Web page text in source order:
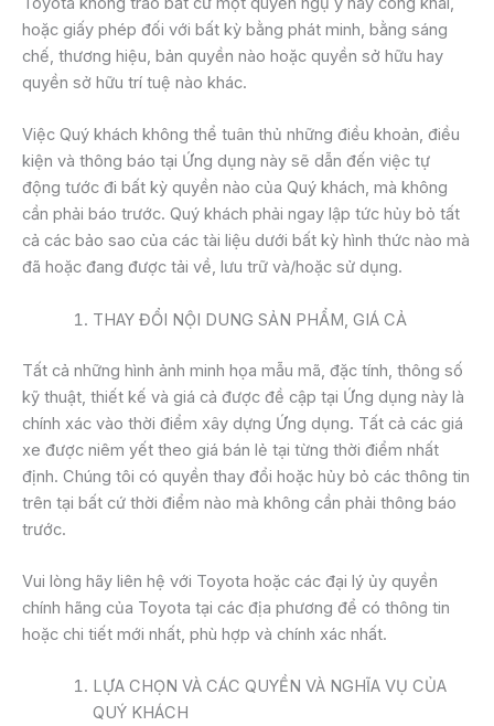
hoặc giấy phép đối với bất kỳ bằng phát minh, bằng sáng
chế, thương hiệu, bản quyền nào hoặc quyền sở hữu hay
quyền sở hữu trí tuệ nào khác.
Việc Quý khách không thể tuân thủ những điều khoản, điều
kiện và thông báo tại Ứng dụng này sẽ dẫn đến việc tự
động tước đi bất kỳ quyền nào của Quý khách, mà không
cần phải báo trước. Quý khách phải ngay lập tức hủy bỏ tất
cả các bảo sao của các tài liệu dưới bất kỳ hình thức nào mà
đã hoặc đang được tải về, lưu trữ và/hoặc sử dụng.
THAY ĐỔI NỘI DUNG SẢN PHẨM, GIÁ CẢ
Tất cả những hình ảnh minh họa mẫu mã, đặc tính, thông số
kỹ thuật, thiết kế và giá cả được đề cập tại Ứng dụng này là
chính xác vào thời điểm xây dựng Ứng dụng. Tất cả các giá
xe được niêm yết theo giá bán lẻ tại từng thời điểm nhất
định. Chúng tôi có quyền thay đổi hoặc hủy bỏ các thông tin
trên tại bất cứ thời điểm nào mà không cần phải thông báo
trước.
Vui lòng hãy liên hệ với Toyota hoặc các đại lý ủy quyền
chính hãng của Toyota tại các địa phương để có thông tin
hoặc chi tiết mới nhất, phù hợp và chính xác nhất.
LỰA CHỌN VÀ CÁC QUYỀN VÀ NGHĨA VỤ CỦA
QUÝ KHÁCH